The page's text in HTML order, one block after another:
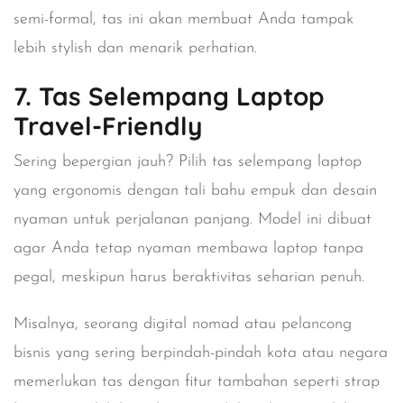
semi-formal, tas ini akan membuat Anda tampak
lebih stylish dan menarik perhatian.
7. Tas Selempang Laptop
Travel-Friendly
Sering bepergian jauh? Pilih tas selempang laptop
yang ergonomis dengan tali bahu empuk dan desain
nyaman untuk perjalanan panjang. Model ini dibuat
agar Anda tetap nyaman membawa laptop tanpa
pegal, meskipun harus beraktivitas seharian penuh.
Misalnya, seorang digital nomad atau pelancong
bisnis yang sering berpindah-pindah kota atau negara
memerlukan tas dengan fitur tambahan seperti strap